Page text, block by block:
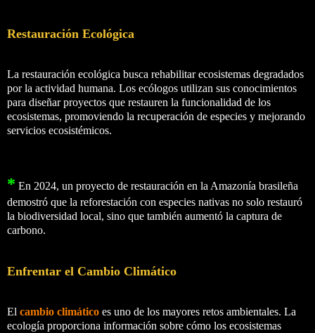
Restauración Ecológica
La restauración ecológica busca rehabilitar ecosistemas degradados
por la actividad humana. Los ecólogos utilizan sus conocimientos
para diseñar proyectos que restauren la funcionalidad de los
ecosistemas, promoviendo la recuperación de especies y mejorando
servicios ecosistémicos.
* En 2024, un proyecto de restauración en la Amazonía brasileña
demostró que la reforestación con especies nativas no solo restauró
la biodiversidad local, sino que también aumentó la captura de
carbono.
Enfrentar el Cambio Climático
El cambio climático es uno de los mayores retos ambientales. La
ecología proporciona información sobre cómo los ecosistemas